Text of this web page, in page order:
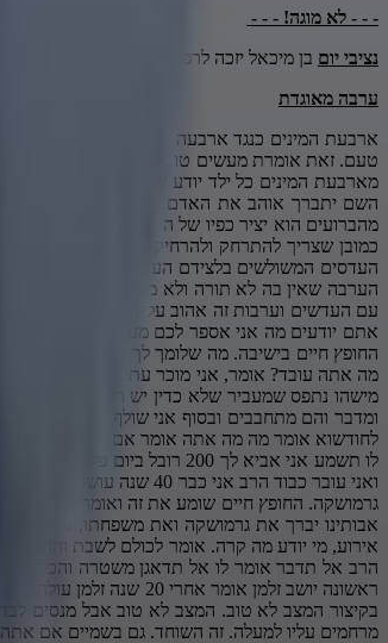
- - - לא מוגה! - - -
נציבי יום בן מיכאל יזכה לרפואה שלמה בכל
ערבה מאוגדת
ארבעת המינים כנגד ארבעה סוגי יהודים אתרוג שיש לו טעם בריח כנגד הצדיקים שיש בהם תורה ומעשים טובים הלא לו יש בו טעם תמרים בלי ריח כנגד אלה שיש להם תורה בלבד ולא מעשים טובים. ההדס יש בו ריח בלי טעם. זאת אומרת מעשים טובים בלי תורה. וערבות אין בהם לא טעם ולא ריח כנגד אלה שאין בהם לא תורה ולא מעשים טובים. ובכל אופן התורה מצווה להגוד את כל המינים יחדיו כי עם ישראל אחד האתרוג הוא המין החשוב מארבעת המינים כל ילד יודע שאתרוג הוא היקר מארבעת המינים אז למה לא מברכים אשר קידשנו במצוותיו וציוונו על נטילת אתרוג אתרוג רומז לצדיק. למה מברכים על נטילת לולב? וגדולי ישראל מוסיפים טעם על הגמרא. השם יתברך אוהב את האדם שמכבד את זולתו ואוהב אותו. מי שמסתכל רק על עצמו ומחשיב את היותו אדם גדול וחשוב ולא מכבודו להתחבר עם פשוטי העם זה חיסרון גדול מאוד אדם צריך לחיות במחשבה שכל אחד מהברועים הוא יציר כפיו של הקדוש ברוך הוא וכל יהודי הוא בן של הקדוש ברוך הוא והקדוש ברוך הוא אוהב את כל עם ישראל. מי שמוכן להתחבר לכל יהודי ויהודי הוא אהוב על השם יתברך. למעט להתחבר לרשעים גמורים כמובן שצריך להתרחק ולהרחיק מהם עד שיחזרו בתשובה בעזרת השם. בספר החינוך כתוב הקדוש ברוך הוא הטביע בטבע שארבעת המינים משמחים בראייתם. אדם נוטל את הלולב המהודר עם האתרוג המרשים יחד עם העדסים המשולשים בלצידם הערבות משמח את הלב ומרנין. מי יוקדים יחד? הדסים שאין להם טעם ורק ריח. ערבות שאין להם לא טעם ולא ריח. עם הלולב שיש בו טעם בלי ריע. על עולב יש בו תורה הוא מוכן להגד גם עם הערבה שאין בה לא תורה ולא מעשים טובים. אומר הקדוש ברוך הוא, האתרוג מרשים, צדיק, תורה ומעשים טובים, אבל הוא חי לעצמו. אם הוא לא מוכן להתאגד עם אלה שאין בהם תורה ומעשים טובים ולעומתו לולב נאגד עם העדשים וערבות זה אהוב על הקדוש ברוך זה שמוכן להתאגד ולהתחבר עם אותו אדם שנמצא כעת במצב שאין בו טעם וריח רק בגלל שהוא יהודי בן של השם יתברך הוא אהוב אצל הקדוש ברוך הוא ועליו ראוי ונכון לברך אתם יודעים מה אני אספר לכם מעשה? החופץ חיים כשהיה כבר זקן מופלג היה הולך לישיבה ברדין רק במוצאי שבת. הגיע אליו בסוכות יהודי בן 65 אומר לו כבוד הרב אתה זוכר אותי לא אני זלמן קובנר או זה היה תלמיד אצל החופץ חיים בישיבה. מה שלומך לך השם? מה אתה עושה? מה אתה מתפרנס? שואל אותו. אז אומר לו, ברוך השם, הלוואי על כל ישראל, אני מרוויח טוב. כמה אתה מרוויח? 2000 רובל. וואו, זה מזמן היה המון כסף. המון כסף. מה אתה עובד? אומר, אני מוכר עתים. ברוסיה מוכרים עת ב10 בנים מעביר לפולניה, שמה אין. ומוכר ב-200. וואו, אומר, השם נתן לי עצה לפני 40 שנה איך להרוויח את הכסף. כידוע הגבול בין רוסיה לפולניה יש שומרי